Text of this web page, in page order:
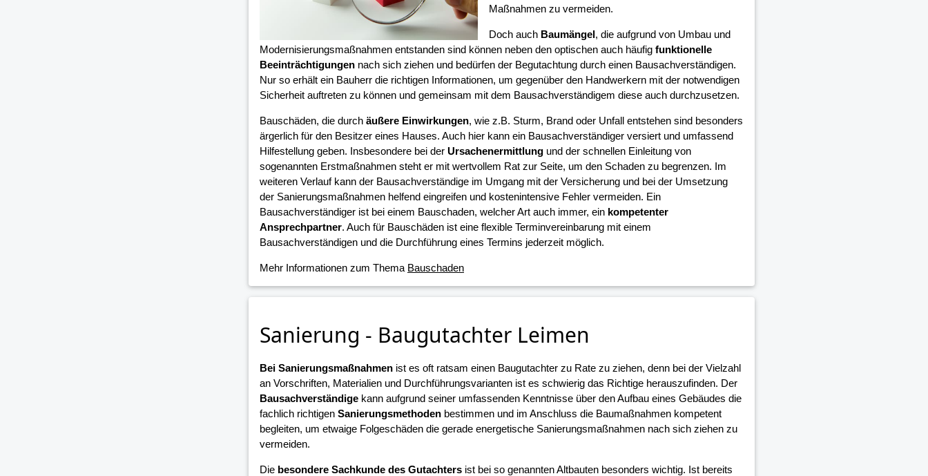
Maßnahmen zu vermeiden.
Doch auch Baumängel, die aufgrund von Umbau und
Modernisierungsmaßnahmen entstanden sind können neben den optischen auch häufig funktionelle
Beeinträchtigungennach sich ziehen und bedürfen der Begutachtung durch einen Bausachverständigen.
Nur so erhält ein Bauherr die richtigen Informationen, um gegenüber den Handwerkern mit der notwendigen
Sicherheit auftreten zu können und gemeinsam mit dem Bausachverständigem diese auch durchzusetzen.
Bauschäden, die durch äußere Einwirkungen, wie z.B. Sturm, Brand oder Unfall entstehen sind besonders
ärgerlich für den Besitzer eines Hauses. Auch hier kann ein Bausachverständiger versiert und umfassend
Hilfestellung geben. Insbesondere bei der Ursachenermittlungund der schnellen Einleitung von
sogenannten Erstmaßnahmen steht er mit wertvollem Rat zur Seite, um den Schaden zu begrenzen. Im
weiteren Verlauf kann der Bausachverständige im Umgang mit der Versicherung und bei der Umsetzung
der Sanierungsmaßnahmen helfend eingreifen und kostenintensive Fehler vermeiden. Ein
Bausachverständiger ist bei einem Bauschaden, welcher Art auch immer, ein kompetenter
Ansprechpartner. Auch für Bauschäden ist eine flexible Terminvereinbarung mit einem
Bausachverständigen und die Durchführung eines Termins jederzeit möglich.
Mehr Informationen zum Thema Bauschaden
Sanierung - Baugutachter Leimen
Bei Sanierungsmaßnahmenist es oft ratsam einen Baugutachter zu Rate zu ziehen, denn bei der Vielzahl
an Vorschriften, Materialien und Durchführungsvarianten ist es schwierig das Richtige herauszufinden. Der
Bausachverständigekann aufgrund seiner umfassenden Kenntnisse über den Aufbau eines Gebäudes die
fachlich richtigen Sanierungsmethodenbestimmen und im Anschluss die Baumaßnahmen kompetent
begleiten, um etwaige Folgeschäden die gerade energetische Sanierungsmaßnahmen nach sich ziehen zu
vermeiden.
Die besondere Sachkunde des Gutachtersist bei so genannten Altbauten besonders wichtig. Ist bereits